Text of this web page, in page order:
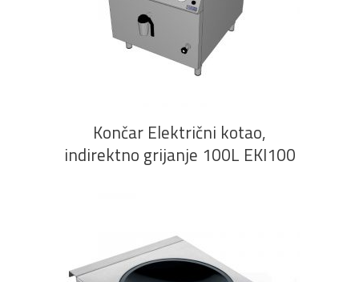
PROČITAJ VIŠE
Končar Električni kotao,
indirektno grijanje 100L EKI100